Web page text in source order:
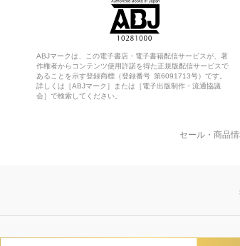
ABJマークは、この電子書店・電子書籍配信サービスが、著
作権者からコンテンツ使用許諾を得た正規版配信サービスで
あることを示す登録商標（登録番号 第6091713号）です。
詳しくは［ABJマーク］または［電子出版制作・流通協議
会］で検索してください。
セール・商品